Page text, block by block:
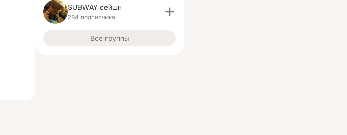
SUBWAY сейшн
284 подписчика
Все группы